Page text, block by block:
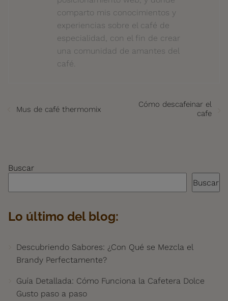
comparto mis conocimientos y
experiencias sobre el café de
especialidad, con el fin de crear
una comunidad de amantes del
café.
Mus de café thermomix
Cómo descafeinar el
cafe
Buscar
Buscar
Lo último del blog:
Descubriendo Sabores: ¿Con Qué se Mezcla el
Brandy Perfectamente?
Guía Detallada: Cómo Funciona la Cafetera Dolce
Gusto paso a paso